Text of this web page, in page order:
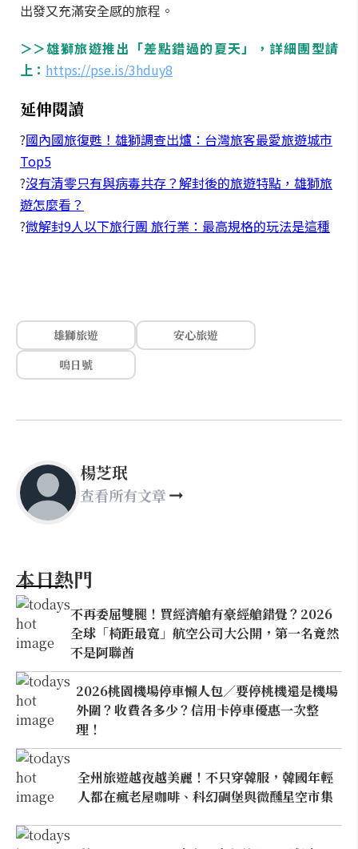
出發又充滿安全感的旅程。
＞＞雄獅旅遊推出「差點錯過的夏天」，詳細團型請
上： https://pse.is/3hduy8
延伸閱讀
?國內國旅復甦！雄獅調查出爐：台灣旅客最愛旅遊城市
Top5
?沒有清零只有與病毒共存？解封後的旅遊特點，雄獅旅
遊怎麼看？
?微解封9人以下旅行團 旅行業：最高規格的玩法是這種
雄獅旅遊
安心旅遊
鳴日號
楊芝珉
查看所有文章
本日熱門
不再委屈雙腿！買經濟艙有豪經艙錯覺？2026
全球「椅距最寬」航空公司大公開，第一名竟然
不是阿聯酋
2026桃園機場停車懶人包／要停桃機還是機場
外圍？收費各多少？信用卡停車優惠一次整
理！
全州旅遊越夜越美麗！不只穿韓服，韓國年輕
人都在瘋老屋咖啡、科幻碉堡與微醺星空市集